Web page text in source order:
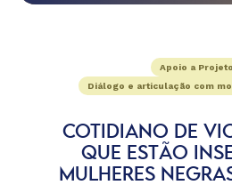
Apoio a
Diálogo e articulação com
COTIDIANO DE
QUE ESTÃO
MULHERES